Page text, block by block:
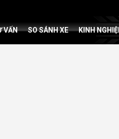
VẤN SO SÁNH XE KINH